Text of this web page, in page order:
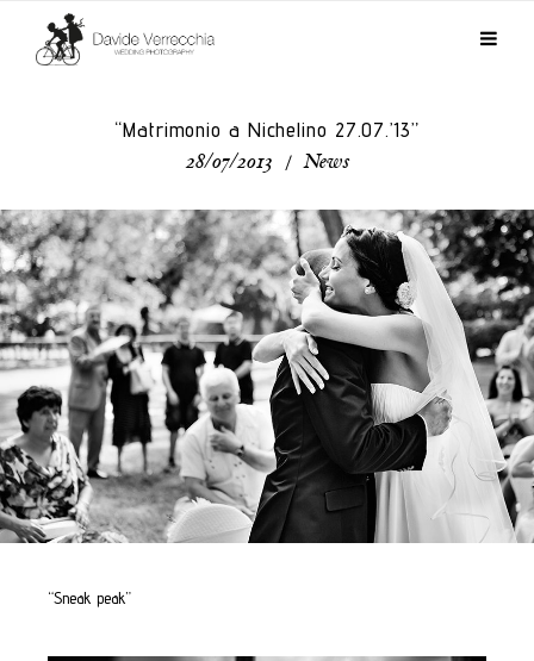
“Matrimonio a Nichelino 27.07.’13”
28/07/2013 / News
“Sneak peak”